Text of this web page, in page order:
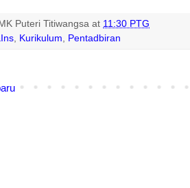
Puteri Titiwangsa at 11:30 PTG
Kurikulum Pentadbiran